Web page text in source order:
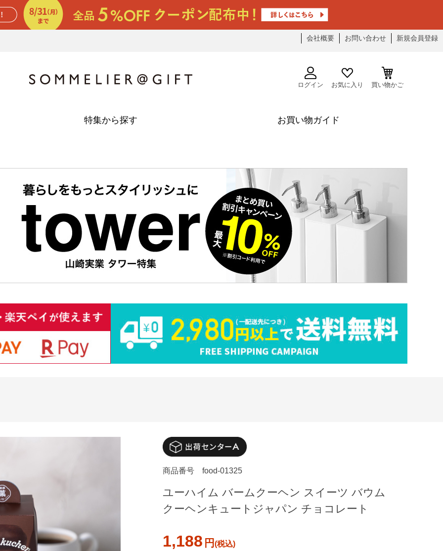
会社概要 お問い合わせ 新規会員登録
ログイン お気に入り 買い物かご
特集から探す お買い物ガイド
商品番号 food-01325
ユーハイム バームクーヘン スイーツ バウム
クーヘンキュートジャパン チョコレート
1,188 円